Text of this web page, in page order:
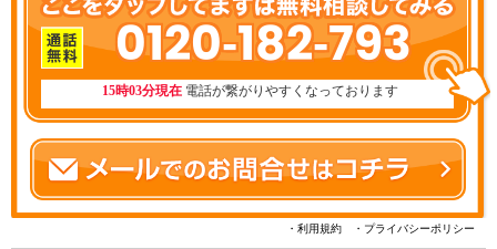
0120-182-793
15時03分現在 電話が繋がりやすくなっております
・利用規約 ・プライバシーポリシー